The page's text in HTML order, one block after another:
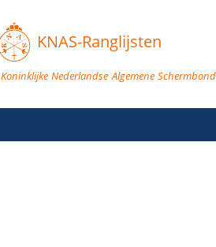
KNAS-Ranglijsten
Koninklijke Nederlandse Algemene Schermbond